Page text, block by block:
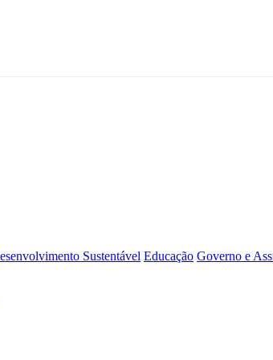
Sustentável Educação Governo e